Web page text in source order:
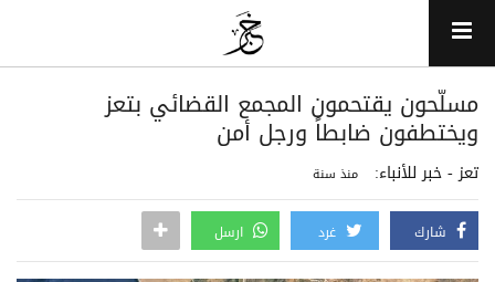
مسلّحون يقتحمون المجمع القضائي بتعز
ويختطفون ضابطاً ورجل أمن
تعز - خبر للأنباء: منذ سنة
شارك غرد ارسل